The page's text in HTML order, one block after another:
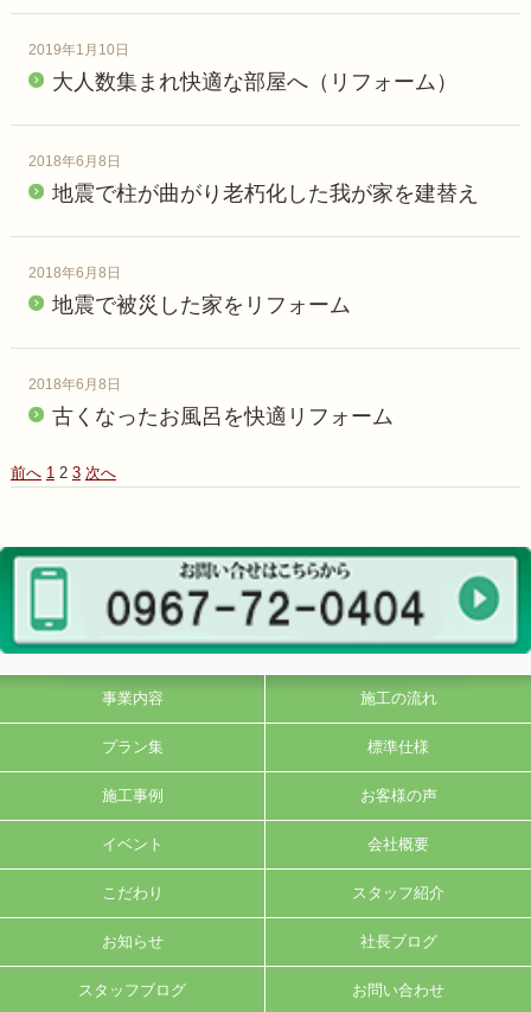
2019年1月10日
大人数集まれ快適な部屋へ（リフォーム）
2018年6月8日
地震で柱が曲がり老朽化した我が家を建替え
2018年6月8日
地震で被災した家をリフォーム
2018年6月8日
古くなったお風呂を快適リフォーム
前へ 1 2 3 次へ
事業内容 施工の流れ
プラン集 標準仕様
施工事例 お客様の声
イベント 会社概要
こだわり スタッフ紹介
お知らせ 社長ブログ
スタッフブログ お問い合わせ